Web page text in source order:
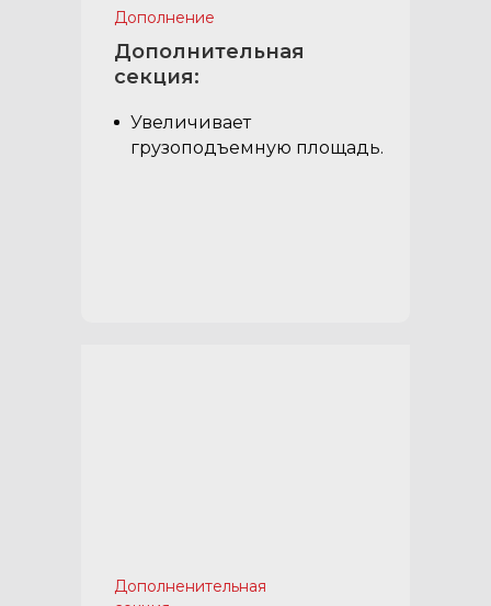
Дополнение
Дополнительная
секция:
Увеличивает
грузоподъемную площадь.
Дополненительная